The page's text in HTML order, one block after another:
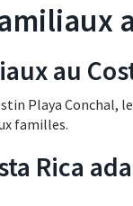
au
Playa Conchal,
familles.
Rica